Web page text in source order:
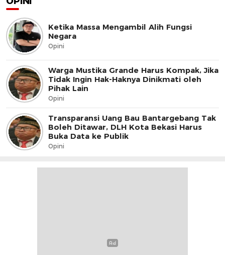
Ketika Massa Mengambil Alih Fungsi
Negara
Opini
Warga Mustika Grande Harus Kompak, Jika
Tidak Ingin Hak-Haknya Dinikmati oleh
Pihak Lain
Opini
Transparansi Uang Bau Bantargebang Tak
Boleh Ditawar, DLH Kota Bekasi Harus
Buka Data ke Publik
Opini